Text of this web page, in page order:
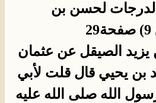
لحسن بن
الصيقل عن عثمان
يحيي قال قلت لأبي
الله صلى الله عليه